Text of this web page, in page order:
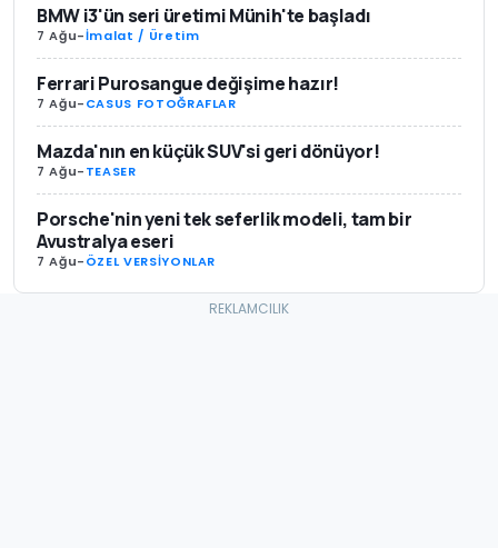
BMW i3'ün seri üretimi Münih'te başladı
7 Ağu-İmalat / Üretim
Ferrari Purosangue değişime hazır!
7 Ağu-CASUS FOTOĞRAFLAR
Mazda'nın en küçük SUV'si geri dönüyor!
7 Ağu-TEASER
Porsche'nin yeni tek seferlik modeli, tam bir
Avustralya eseri
7 Ağu-ÖZEL VERSİYONLAR